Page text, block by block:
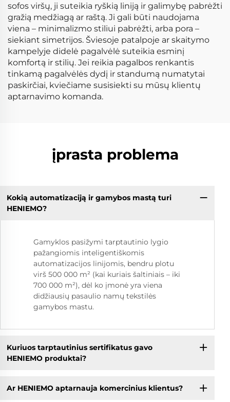
sofos viršų, ji suteikia ryškią liniją ir galimybę pabrėžti
gražią medžiagą ar raštą. Ji gali būti naudojama
viena – minimalizmo stiliui pabrėžti, arba pora –
siekiant simetrijos. Šviesoje patalpoje ar skaitymo
kampelyje didelė pagalvėlė suteikia esminį
komfortą ir stilių. Jei reikia pagalbos renkantis
tinkamą pagalvėlės dydį ir standumą numatytai
paskirčiai, kviečiame susisiekti su mūsų klientų
aptarnavimo komanda.
įprasta problema
Kokią automatizaciją ir gamybos mastą turi
HENIEMO?
Gamyklos pasižymi tarptautinio lygio
pažangiomis inteligentiškomis
automatizacijos linijomis, bendru plotu
virš 500 000 m² (kai kuriais šaltiniais – iki
700 000 m²), dėl ko įmonė yra viena
didžiausių pasaulio namų tekstilės
gamybos mastu.
Kuriuos tarptautinius sertifikatus gavo
HENIEMO produktai?
Ar HENIEMO aptarnauja komercinius klientus?